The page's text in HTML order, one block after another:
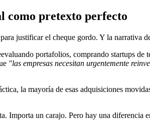
pretexto perfecto
justificar el cheque gordo. Y la narrativa
portafolios, comprando startups
"las empresas necesitan urgentemente
la mayoría de esas adquisiciones
Importa un carajo. Pero hay una diferencia